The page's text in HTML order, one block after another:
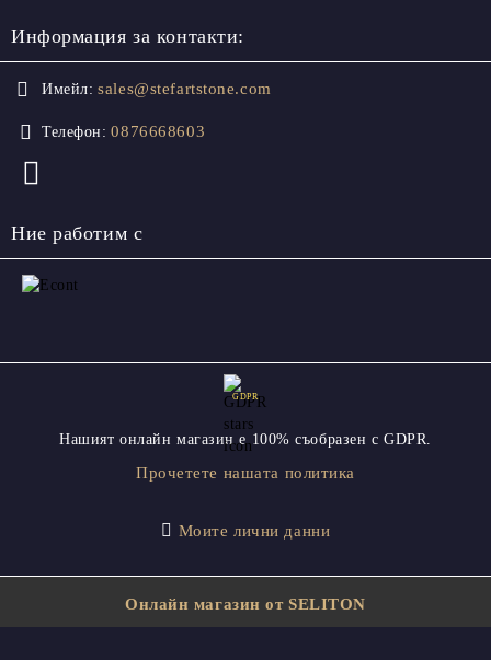
Информация за контакти:
Имейл: sales@stefartstone.com
Телефон: 0876668603
Ние работим с
GDPR
Нашият онлайн магазин е 100% съобразен с GDPR.
Прочетете нашата политика
Моите лични данни
Онлайн магазин от SELITON